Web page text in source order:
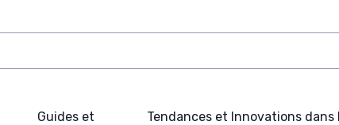
Guides et
Tendances et Innovations dans